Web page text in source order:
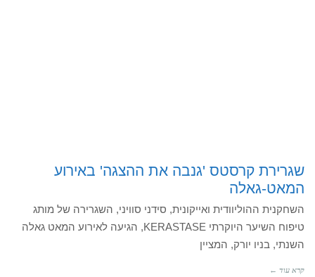
שגרירת קרסטס 'גנבה את ההצגה' באירוע
המאט-גאלה
השחקנית ההוליוודית ואייקונית, סידני סוויני, השגרירה של מותג
טיפוח השיער היוקרתי KERASTASE, הגיעה לאירוע המאט גאלה
השנתי, בניו יורק, המציין
קרא עוד ←